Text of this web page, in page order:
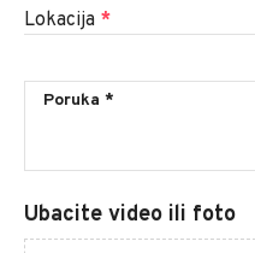
Lokacija *
Ubacite video ili foto